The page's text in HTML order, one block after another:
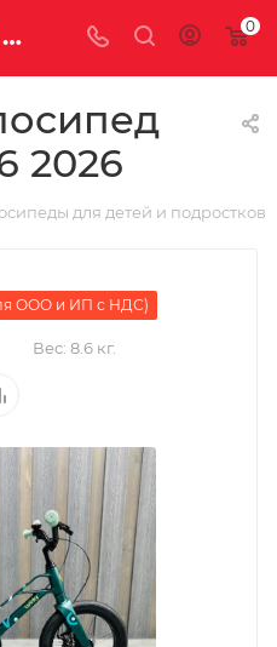
Купить Twinky Joy 16 2026 за рублей, а со скидкой 0
2026
для детей и подростков
ООО и ИП с НДС)
Вес: 8.6 кг.